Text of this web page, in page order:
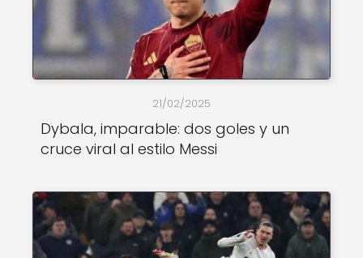
21/02/2025
Dybala, imparable: dos goles y un
cruce viral al estilo Messi